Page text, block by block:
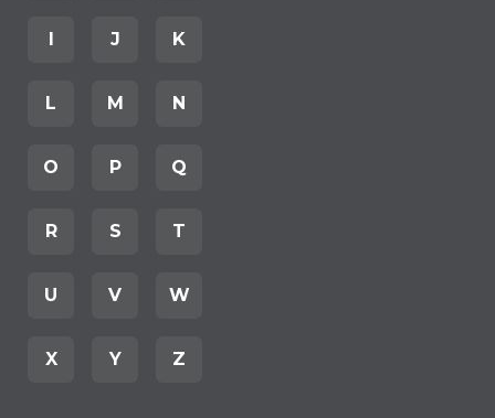
I J K
L M N
O P Q
R S T
U V W
X Y Z